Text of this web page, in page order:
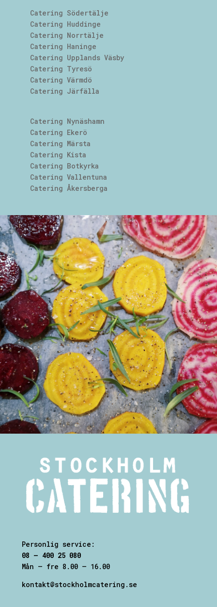
Catering Södertälje
Catering Huddinge
Catering Norrtälje
Catering Haninge
Catering Upplands Väsby
Catering Tyresö
Catering Värmdö
Catering Järfälla
Catering Nynäshamn
Catering Ekerö
Catering Märsta
Catering Kista
Catering Botkyrka
Catering Vallentuna
Catering Åkersberga
Personlig service:
08 – 400 25 080
Mån – fre 8.00 – 16.00
kontakt@stockholmcatering.se